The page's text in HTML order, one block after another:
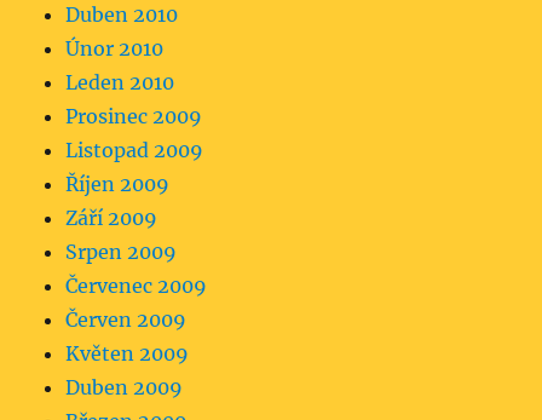
Duben 2010
Únor 2010
Leden 2010
Prosinec 2009
Listopad 2009
Říjen 2009
Září 2009
Srpen 2009
Červenec 2009
Červen 2009
Květen 2009
Duben 2009